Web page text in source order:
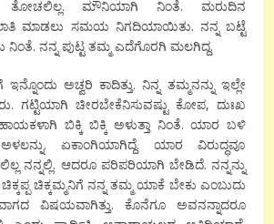
ತೋಚಲಿಲ್ಲ. ಮೌನಿಯಾಗಿ ನಿಂತೆ. ಮರುದಿನ
ಮಾಡಲು ಸಮಯ ನಿಗದಿಯಾಯಿತು. ನನ್ನ ಬಟ್ಟೆ
ನನ್ನ ಪುಟ್ಟ ತಮ್ಮ ಎದೆಗೊರಗಿ ಮಲಗಿದ್ದ.
ಅಚ್ವರಿ ಕಾದಿತ್ತು. ನಿನ್ನ ತಮ್ಮನನ್ನು ಇಲ್ಲೇ
ಗಟ್ಟಿಯಾಗಿ ಚೀರಬೇಕೆನಿಸುವಷ್ಟು ಕೋಪ, ದುಃಖ‌
ಬಿಕ್ಕಿ ಬಿಕ್ಕಿ ಅಳುತ್ತಾ ನಿಂತೆ. ಯಾರ ಬಳಿ
ಏಕಾಂಗಿಯಾಗಿದ್ದೆ. ಯಾರ ವಿರುದ್ಧವೂ
ನನ್ನಲ್ಲಿ. ಆದರೂ ಪರಿಪರಿಯಾಗಿ ಬೇಡಿದೆ. ನನ್ನನ್ನು
ಚಿಕ್ಕಮ್ಮನಿಗೆ ನನ್ನ ತಮ್ಮ ಯಾಕೆ ಬೇಕು ಎಂಬುದು
ವಿಷಯವಾಗಿತ್ತು. ಕೊನೆಗೂ ಅವನನ್ನಾದರೂ